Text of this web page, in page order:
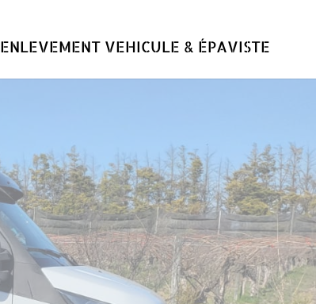
ENLEVEMENT VEHICULE & ÉPAVISTE